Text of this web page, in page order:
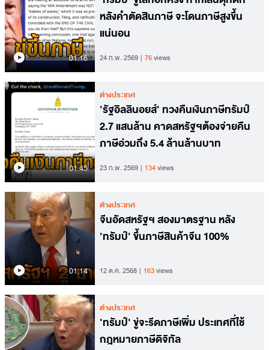
01.16
หลังคำตัดสินภาษี จะโดนภาษีสูงขึ้น
แน่นอน
24 ก.พ. 2569 76views
01.45
ต่างประเทศ
'รัฐอิลลินอยส์' ทวงคืนเงินภาษีทรัมป์
2.7 แสนล้าน คาดสหรัฐฯต้องจ่ายคืน
ภาษีอ่วมถึง 5.4 ล้านล้านบาท
23 ก.พ. 2569 134views
01.14
ต่างประเทศ
จีนอัดสหรัฐฯ สองมาตรฐาน หลัง
'ทรัมป์' ขึ้นภาษีสินค้าจีน 100%
12 ต.ค. 2568 163views
ต่างประเทศ
'ทรัมป์' ขู่จะรีดภาษีเพิ่ม ประเทศที่ใช้
กฎหมายภาษีดิจิทัล